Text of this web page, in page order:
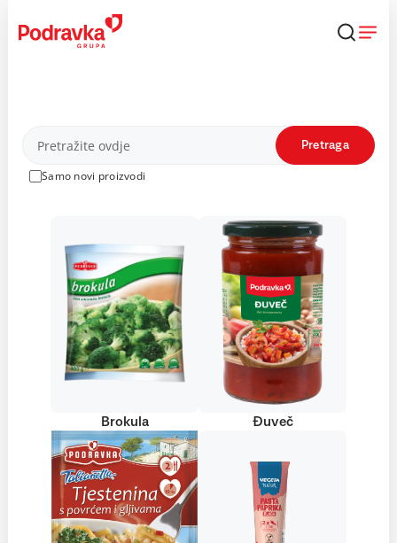
content
Proizvodi
Samo novi proizvodi
Pretraga
Brokula Đuveč